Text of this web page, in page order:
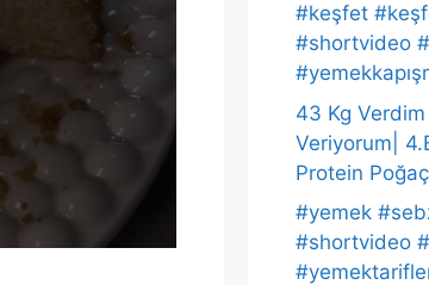
#keşfet
#shortvideo
43 Kg
Veriyorum|
Protein
#yemek
#shortvideo